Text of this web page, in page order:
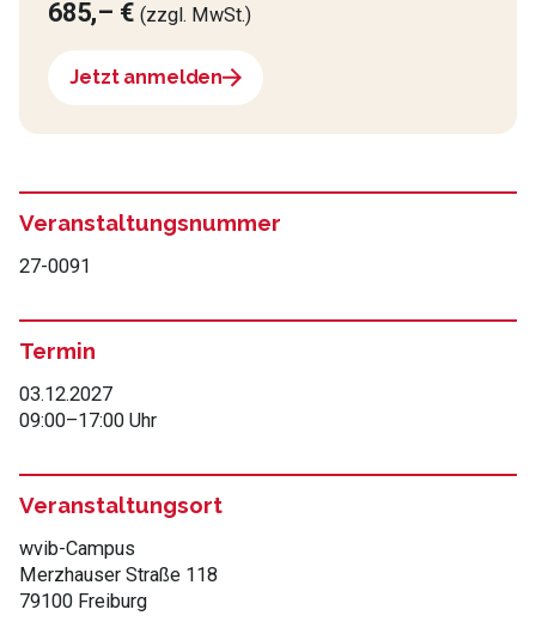
685,– €(zzgl. MwSt.)
Jetzt anmelden
Veranstaltungsnummer
27-0091
Termin
03.12.2027
09:00–17:00 Uhr
Veranstaltungsort
wvib-Campus
Merzhauser Straße 118
79100 Freiburg